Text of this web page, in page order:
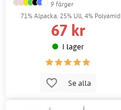
9 färger
71% Alpacka, 25% Ull, 4% Polyamid
67 kr
I lager
Se alla